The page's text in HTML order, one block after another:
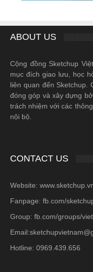
ABOUT US
Cộng đồng Sketchup
mục đích giao lưu, học
liên quan đến Sketchup.
đóng góp và xây dựng
trách nhiệm với các
nội bộ.
CONTACT US
Website:
Fanpage: fb.com/
Group: fb.com/groups/
Hotline: 0969.439.656